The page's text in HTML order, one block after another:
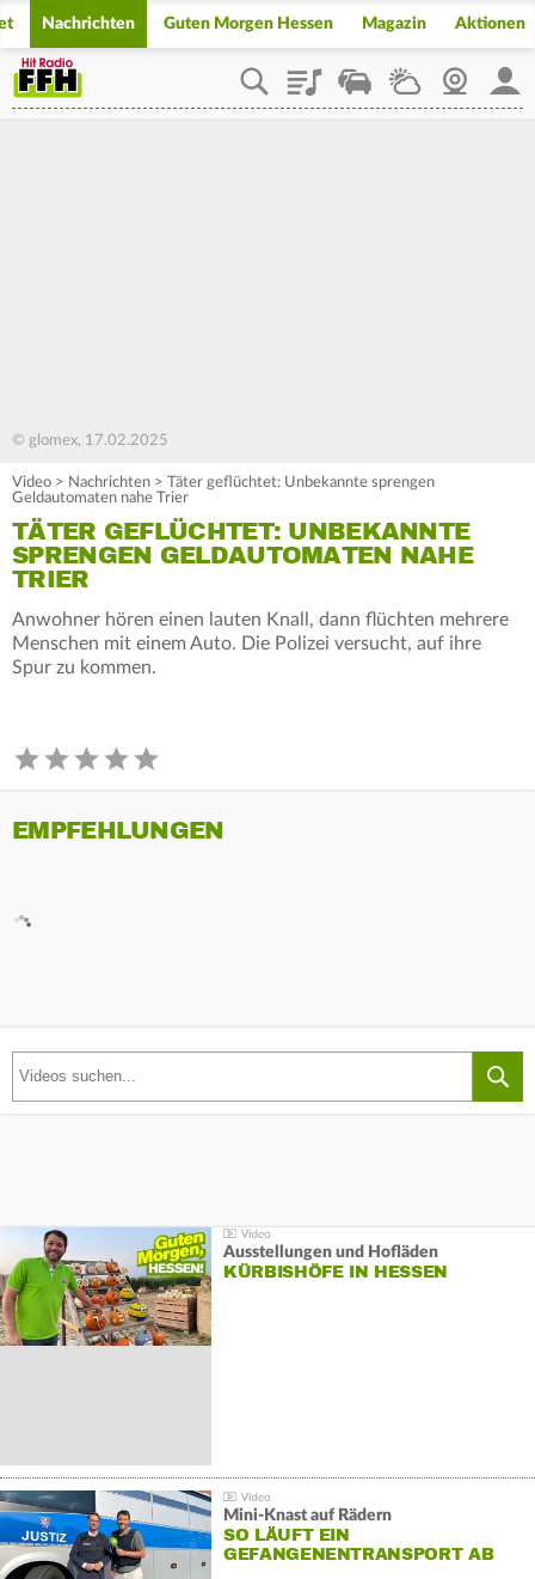
Nachrichten Guten Morgen Hessen Magazin Aktionen
PlaylistStaupilotWetterWebcam
© glomex, 17.02.2025
Video > Nachrichten > Täter geflüchtet: Unbekannte sprengen
Geldautomaten nahe Trier
TÄTER GEFLÜCHTET: UNBEKANNTE
SPRENGEN GELDAUTOMATEN NAHE
TRIER
Anwohner hören einen lauten Knall, dann flüchten mehrere
Menschen mit einem Auto. Die Polizei versucht, auf ihre
Spur zu kommen.
EMPFEHLUNGEN
Ausstellungen und Hofläden
KÜRBISHÖFE IN HESSEN
Mini-Knast auf Rädern
SO LÄUFT EIN
GEFANGENENTRANSPORT AB